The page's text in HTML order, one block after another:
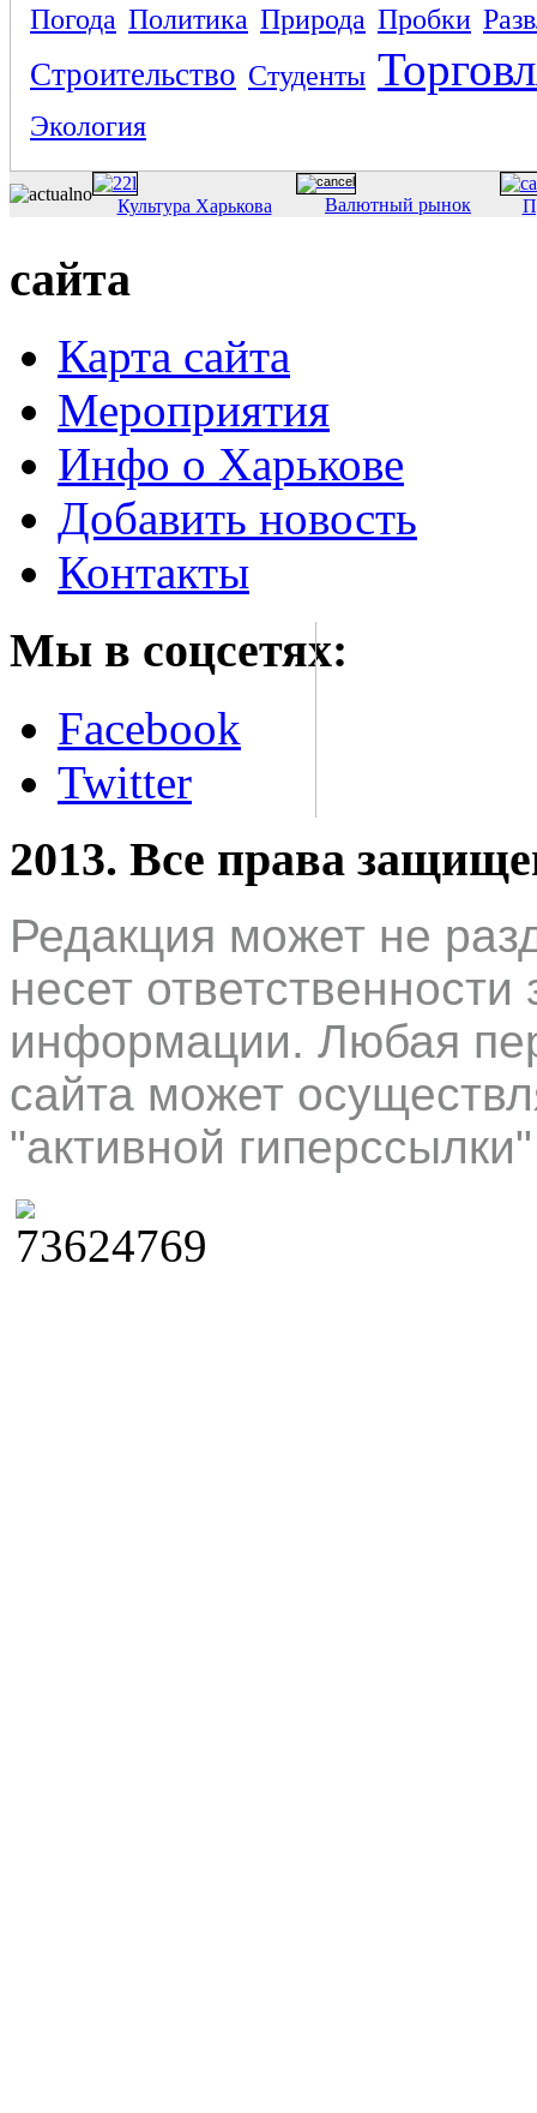
Погода Политика Природа Пробки
Строительство Студенты
Экология
Культура Харькова Валютный рынок
сайта
Карта сайта
Мероприятия
Инфо о Харькове
Добавить новость
Контакты
Мы в соцсетях:
Facebook
Twitter
2013. Все права
Редакция может не
несет
информации. Любая
сайта может
"активной